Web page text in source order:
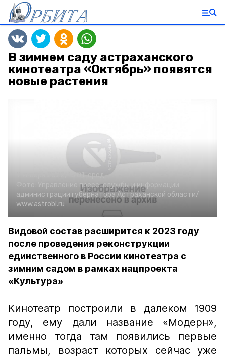
В зимнем саду астраханского
кинотеатра «Октябрь» появятся
новые растения
Фото:
Управление пресс-службы и информации
администрации губернатора Астраханской области/
www.astrobl.ru
Видовой состав расширится к 2023 году
после проведения реконструкции
единственного в России кинотеатра с
зимним садом в рамках нацпроекта
«Культура»
Кинотеатр построили в далеком 1909
году, ему дали название «Модерн»,
именно тогда там появились первые
пальмы, возраст которых сейчас уже